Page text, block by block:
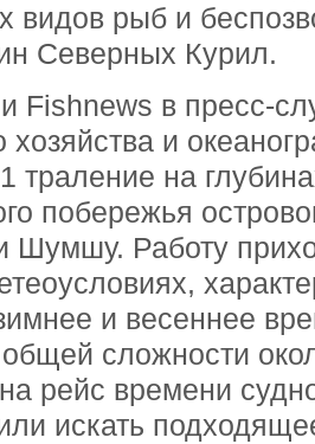
видов рыб и
Северных Курил.
Fishnews в пресс-
и
траление на
побережья
Работу
и весеннее
общей сложности
на рейс времени
искать